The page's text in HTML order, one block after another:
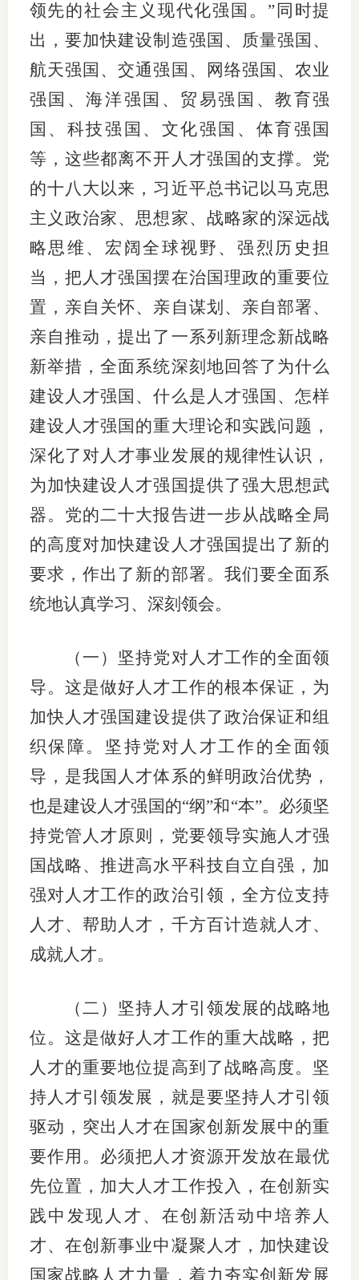
领先的社会主义现代化强国。”同时提
出，要加快建设制造强国、质量强国、
航天强国、交通强国、网络强国、农业
强国、海洋强国、贸易强国、教育强
国、科技强国、文化强国、体育强国
等，这些都离不开人才强国的支撑。党
的十八大以来，习近平总书记以马克思
主义政治家、思想家、战略家的深远战
略思维、宏阔全球视野、强烈历史担
当，把人才强国摆在治国理政的重要位
置，亲自关怀、亲自谋划、亲自部署、
亲自推动，提出了一系列新理念新战略
新举措，全面系统深刻地回答了为什么
建设人才强国、什么是人才强国、怎样
建设人才强国的重大理论和实践问题，
深化了对人才事业发展的规律性认识，
为加快建设人才强国提供了强大思想武
器。党的二十大报告进一步从战略全局
的高度对加快建设人才强国提出了新的
要求，作出了新的部署。我们要全面系
统地认真学习、深刻领会。
（一）坚持党对人才工作的全面领
导。这是做好人才工作的根本保证，为
加快人才强国建设提供了政治保证和组
织保障。坚持党对人才工作的全面领
导，是我国人才体系的鲜明政治优势，
也是建设人才强国的“纲”和“本”。必须坚
持党管人才原则，党要领导实施人才强
国战略、推进高水平科技自立自强，加
强对人才工作的政治引领，全方位支持
人才、帮助人才，千方百计造就人才、
成就人才。
（二）坚持人才引领发展的战略地
位。这是做好人才工作的重大战略，把
人才的重要地位提高到了战略高度。坚
持人才引领发展，就是要坚持人才引领
驱动，突出人才在国家创新发展中的重
要作用。必须把人才资源开发放在最优
先位置，加大人才工作投入，在创新实
践中发现人才、在创新活动中培养人
才、在创新事业中凝聚人才，加快建设
国家战略人才力量，着力夯实创新发展